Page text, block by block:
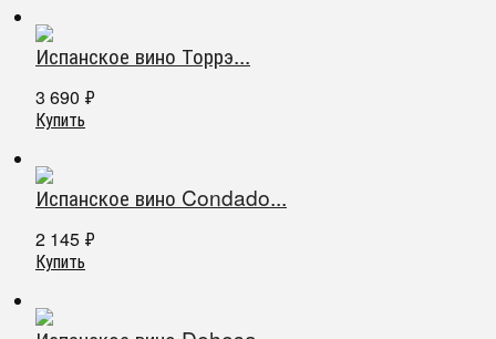
Испанское вино Торрэ...
3 690 ₽
Купить
Испанское вино Condado...
2 145 ₽
Купить